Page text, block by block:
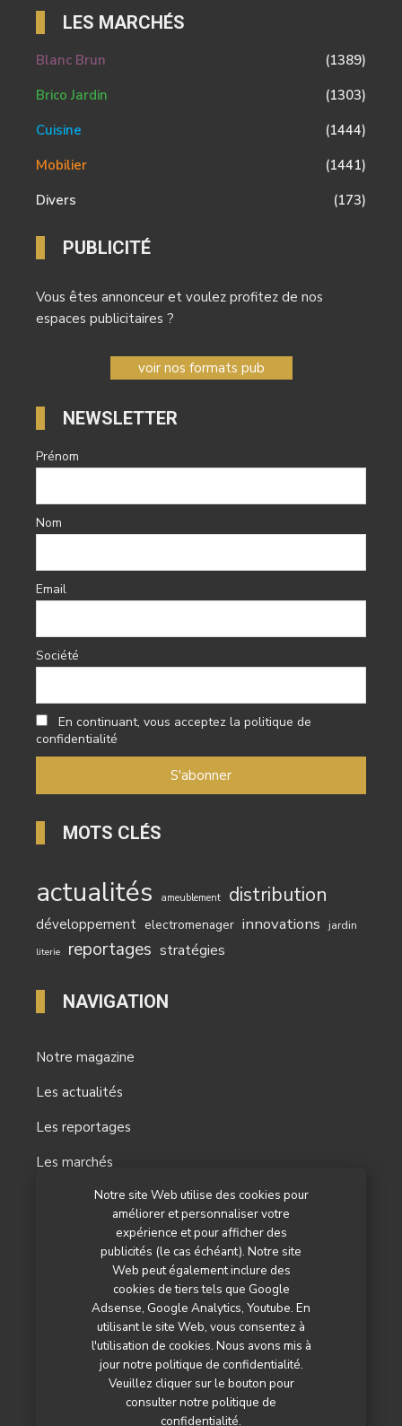
Notre site Web utilise des cookies pour
améliorer et personnaliser votre
expérience et pour afficher des
publicités (le cas échéant). Notre site
Web peut également inclure des
cookies de tiers tels que Google
Adsense, Google Analytics, Youtube. En
utilisant le site Web, vous consentez à
l'utilisation de cookies. Nous avons mis à
jour notre politique de confidentialité.
Veuillez cliquer sur le bouton pour
consulter notre politique de
confidentialité.
LES MARCHÉS
Blanc Brun
(1389)
Brico Jardin
(1303)
Cuisine
(1444)
Mobilier
(1441)
Divers
(173)
PUBLICITÉ
Vous êtes annonceur et voulez profitez de nos
espaces publicitaires ?
voir nos formats pub
NEWSLETTER
Prénom
Nom
Email
Société
En continuant, vous acceptez la politique de
confidentialité
MOTS CLÉS
actualités ameublement distribution
développement electromenager innovations jardin
literie reportages stratégies
NAVIGATION
Notre magazine
Les actualités
Les reportages
Les marchés
Nos autres titres
Qui sommes-nous ?
Contactez-nous
Mentions légales
Politique de confidentialité